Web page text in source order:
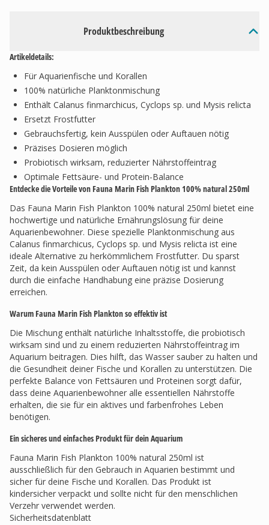
Produktbeschreibung
Artikeldetails:
Für Aquarienfische und Korallen
100% natürliche Planktonmischung
Enthält Calanus finmarchicus, Cyclops sp. und Mysis relicta
Ersetzt Frostfutter
Gebrauchsfertig, kein Ausspülen oder Auftauen nötig
Präzises Dosieren möglich
Probiotisch wirksam, reduzierter Nährstoffeintrag
Optimale Fettsäure- und Protein-Balance
Entdecke die Vorteile von Fauna Marin Fish Plankton 100% natural 250ml
Das Fauna Marin Fish Plankton 100% natural 250ml bietet eine
hochwertige und natürliche Ernährungslösung für deine
Aquarienbewohner. Diese spezielle Planktonmischung aus
Calanus finmarchicus, Cyclops sp. und Mysis relicta ist eine
ideale Alternative zu herkömmlichem Frostfutter. Du sparst
Zeit, da kein Ausspülen oder Auftauen nötig ist und kannst
durch die einfache Handhabung eine präzise Dosierung
erreichen.
Warum Fauna Marin Fish Plankton so effektiv ist
Die Mischung enthält natürliche Inhaltsstoffe, die probiotisch
wirksam sind und zu einem reduzierten Nährstoffeintrag im
Aquarium beitragen. Dies hilft, das Wasser sauber zu halten und
die Gesundheit deiner Fische und Korallen zu unterstützen. Die
perfekte Balance von Fettsäuren und Proteinen sorgt dafür,
dass deine Aquarienbewohner alle essentiellen Nährstoffe
erhalten, die sie für ein aktives und farbenfrohes Leben
benötigen.
Ein sicheres und einfaches Produkt für dein Aquarium
Fauna Marin Fish Plankton 100% natural 250ml ist
ausschließlich für den Gebrauch in Aquarien bestimmt und
sicher für deine Fische und Korallen. Das Produkt ist
kindersicher verpackt und sollte nicht für den menschlichen
Verzehr verwendet werden.
Sicherheitsdatenblatt